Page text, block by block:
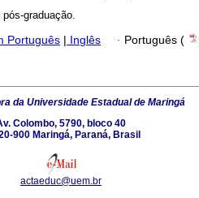
graduação.
Português | Inglês · Português (
da Universidade Estadual de Maringá
Colombo, 5790, bloco 40
900 Maringá, Paraná, Brasil
actaeduc@uem.br